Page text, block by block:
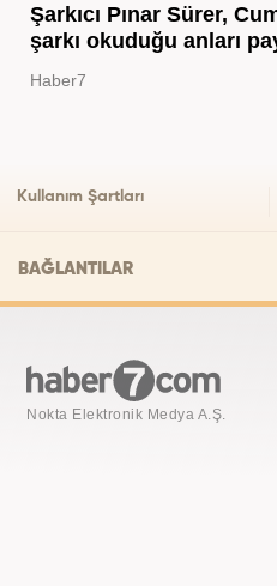
Şarkıcı Pınar Sürer,
şarkı okuduğu anları
Haber7
Kullanım Şartları
BAĞLANTILAR
Nokta Elektronik Medya A.Ş.